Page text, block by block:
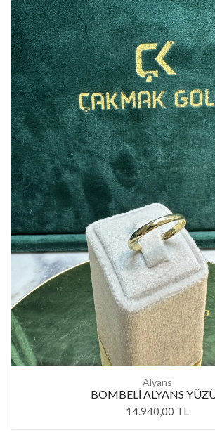
Alyans
BOMBELİ ALYANS
14.940,00 TL